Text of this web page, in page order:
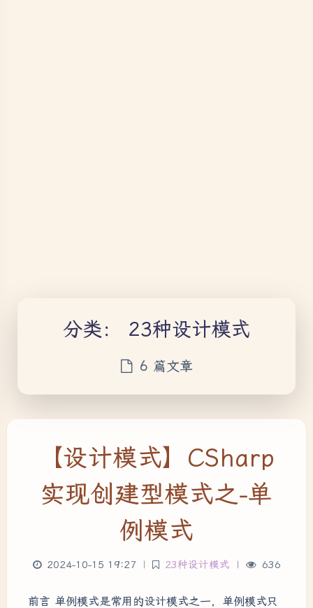
分类： 23种设计模式
6 篇文章
【设计模式】CSharp
实现创建型模式之-单
例模式
2024-10-15 19:27 | 23种设计模式 | 636
前言 单例模式是常用的设计模式之一，单例模式只